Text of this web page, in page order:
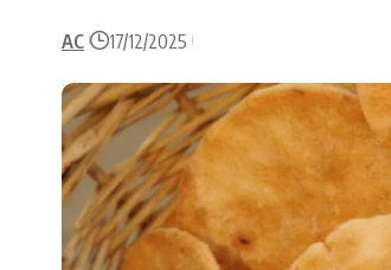
AC 17/12/2025